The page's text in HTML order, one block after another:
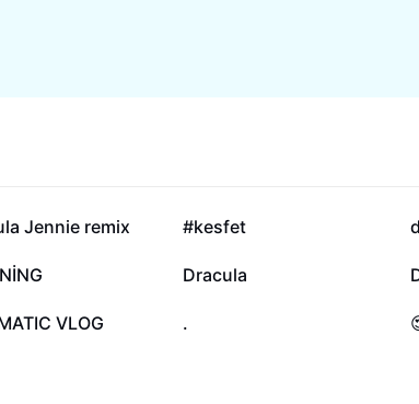
Impala
Jennie remix 2,1 B
#kesfet
489
Dracula
VLOG .